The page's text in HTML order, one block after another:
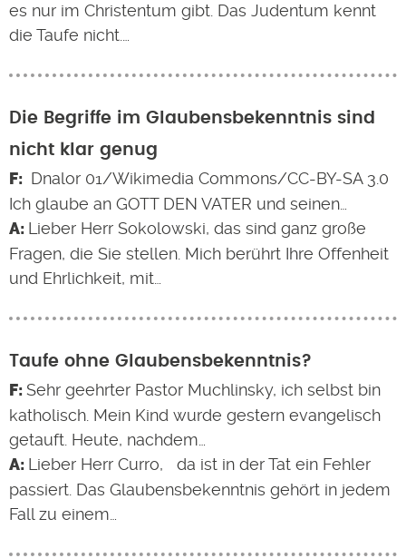
es nur im Christentum gibt. Das Judentum kennt
die Taufe nicht.…
Die Begriffe im Glaubensbekenntnis sind
nicht klar genug
Dnalor 01/Wikimedia Commons/CC-BY-SA 3.0
Ich glaube an GOTT DEN VATER und seinen…
Lieber Herr Sokolowski, das sind ganz große
Fragen, die Sie stellen. Mich berührt Ihre Offenheit
und Ehrlichkeit, mit…
Taufe ohne Glaubensbekenntnis?
Sehr geehrter Pastor Muchlinsky, ich selbst bin
katholisch. Mein Kind wurde gestern evangelisch
getauft. Heute, nachdem…
Lieber Herr Curro, da ist in der Tat ein Fehler
passiert. Das Glaubensbekenntnis gehört in jedem
Fall zu einem…